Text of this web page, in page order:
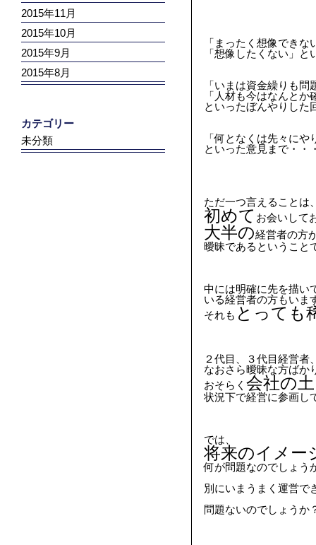
2015年11月
2015年10月
2015年9月
2015年8月
カテゴリー
未分類
「まったく想像できな
「想像したくない」
「いまは資金繰りも
「人材も今はなんと
といったぼんやりした
「何となくは先々に
といった意見まで・・
ただ一つ言えることは
初めて お会いして
大半の経営者の方
曖昧であるということ
中には明確に先を描い
いる経営者の方もいま
それも とっても
２代目、３代目経営者
なおさら曖昧な方ばか
おそらく会社の
状況下で経営に参画し
では、
将来のイメー
何が問題なのでしょう
別にいまうまく運営で
問題ないのでしょうか